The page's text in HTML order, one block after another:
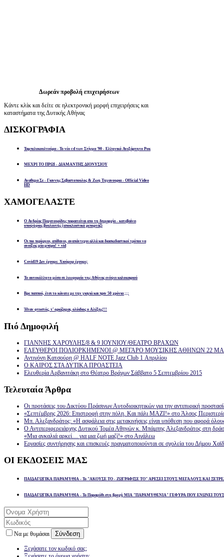
Δωρεάν προβολή επιχειρήσεων
Κάντε κλίκ και δείτε σε ηλεκτρονική μορφή επιχειρήσεις και
καταστήματα της Δυτικής Αθήνας
ΔΙΣΚΟΓΡΑΦΙΑ
Ταμπελοκουλτούρα - Το νέο cd των Στίγμα '90 - Ελληνικό Ανεξάρτητο Ροκ
ΜΕΧΡΙ ΤΟ ΠΡΩΙ - ΔΙΑΜΑΝΤΗΣ ΔΙΟΝΥΣΙΟΥ
Αναθεμα Σε - Γιαννης Σεβαστοπουλος & Ζωη Τηγανουρια - Official Video
HD
ΧΑΜΟΓΕΛΑΣΤΕ
Ο Ανδρέας Παχατουρίδης παραιτείται απο τη δημαρχία - κατεβαίνει
υποψήφιος βουλευτής (αποκλειστικό ρεπορτάζ)
Οι πιο περίεργοι, απίθανοι, αναπάντεχοι αλλά και διασκεδαστικοί τρόποι να
ανοίξεις μία μπύρα! + vid
Covid19 Δεν έχουμε. Χιούμορ έχουμε;
Το αυτοκόλλητο μέσα σε λεωφορείο της Αθήνας ενόψει καλοκαιριού
Βρε παππού, έτσι το κάνατε με την γιαγιά και πριν 50 χρόνια ;;;
Ήταν φτυστός, τ’ ορκίζομαι, ολόιδιος ο Αλέξης!!!
Πιό Δημοφιλή
ΓΙΑΝΝΗΣ ΧΑΡΟΥΛΗΣ/8 & 9 ΙΟΥΝΙΟΥ/ΘΕΑΤΡΟ ΒΡΑΧΩΝ
ΕΛΕΥΘΕΡΟΙ ΠΟΛΙΟΡΚΗΜΕΝΟΙ @ ΜΕΓΑΡΟ ΜΟΥΣΙΚΗΣ ΑΘΗΝΩΝ 22
Αντιγόνη Κατσούρη @ HALF NOTE Jazz Club 1 Απριλίου
Ο ΚΑΙΡΟΣ ΣΤΑ ΔΥΤΙΚΑ ΠΡΟΑΣΤΕΙΑ
Ελευθερία Αρβανιτάκη στο Θέατρο Βράχων Σάββατο 5 Σεπτεμβρίου 2015
Τελευταία Άρθρα
Οι προτάσεις του Δικτύου Πράσινων Αυτοδιοικητικών για την αντιπυρική
«Σεπτέμβρης 2026: Επιστροφή στην πόλη. Και πάλι ΜΑΖΙ!» στο Άλσος
Μπ. Αλεξανδράτος: «Η ασφάλεια στις μετακινήσεις είναι υπόθεση που αφορά
Ο Αντιπεριφερειάρχης Δυτικού Τομέα Αθηνών κ. Μπάμπης Αλεξανδράτος στη
«Μια αγκαλιά αρκεί… για μια ζωή μαζί!» στο Αιγάλεω
Εργασίες συντήρησης και επισκευές πραγματοποιούνται σε σχολεία του Δήμου
ΟΙ ΕΚΔΟΣΕΙΣ ΜΑΣ
ΠΑΙΔΑΓΩΓΙΚΑ ΠΑΡΑΜΥΘΙΑ - Το "ΑΚΟΥΣΕ ΤΟ - ΖΩΓΡΑΦΙΣΕ ΤΟ" ΑΡΕΣΕΙ ΣΤΟΥΣ ΜΕΓΑΛΟΥΣ ΚΑΙ
ΠΑΙΔΑΓΩΓΙΚΑ ΠΑΡΑΜΥΘΙΑ - Το Παραμύθι στη βροχή ΜΙΑ "ΠΑΡΑΜΥΘΕΝΙΑ" ΓΕΦΥΡΑ ΠΟΥ ΕΝΩΝΕΙ
Να με θυμάσαι Σύνδεση
Ξεχάσατε τον κωδικό σας;